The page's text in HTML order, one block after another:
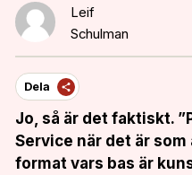
Leif
Schulman
Dela
Jo, så är det faktiskt.
Service när det är
format vars bas är